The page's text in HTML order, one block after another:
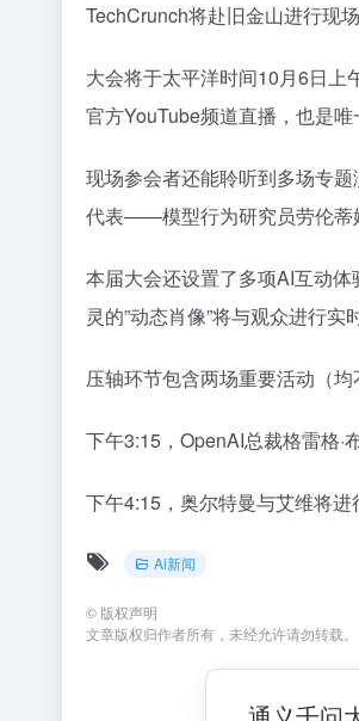
TechCrunch将赴旧金山进行现
大会将于太平洋时间10月6日上
官方YouTube频道直播，也是唯
现场参会者还能聆听到多场专
代表——模型行为研究员劳伦蒂
本届大会还设置了多项AI互动
灵的”动态肖像”将与观众进行实
压轴环节包含两场重要活动（
下午3:15，OpenAI总裁格雷格·
下午4:15，奥尔特曼与艾维将进
Ai新闻
© 版权声明
文章版权归作者所有，未经允许请勿转载。